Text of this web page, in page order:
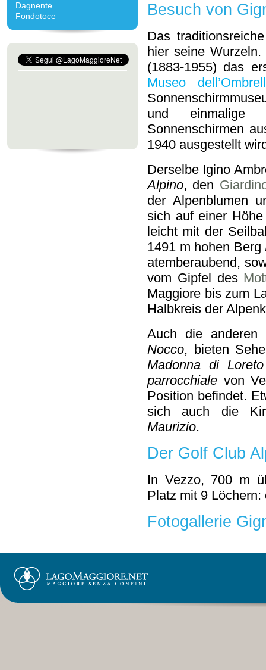
Dagnente
Fondotoce
Besuch von
Das
hier seine
(1883-1955) das
Museo
und einmalige
Sonnenschirmen
1940 ausgestellt
Derselbe Igino
Alpino, den
der Alpenblumen
sich auf einer
leicht mit der
1491 m hohen Berg
atemberaubend,
vom Gipfel des
Maggiore bis zum
Halbkreis der
Auch die
Nocco, bieten
Madonna di Loreto
parrocchiale von
Position befindet.
sich auch die
Maurizio.
Der Golf Club
In Vezzo, 700 m
Platz mit 9
Fotogallerie